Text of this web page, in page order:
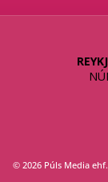
© 2026 Púls Media ehf.